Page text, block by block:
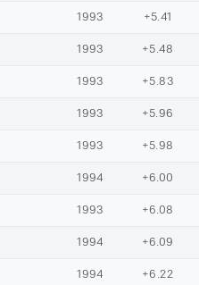
1993 +5.41
1993 +5.48
1993 +5.83
1993 +5.96
1993 +5.98
1994 +6.00
1993 +6.08
1994 +6.09
1994 +6.22